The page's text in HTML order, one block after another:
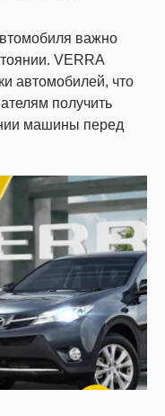
важно
VERRA
автомобилей, что
получить
машины перед